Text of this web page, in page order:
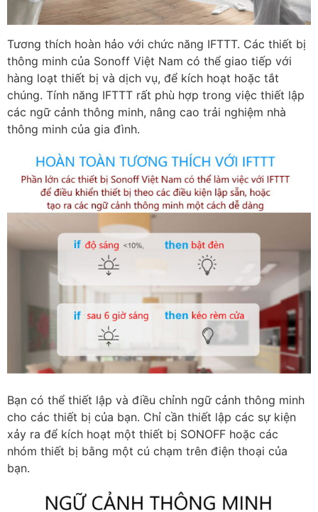
Tương thích hoàn hảo với chức năng IFTTT. Các thiết bị
thông minh của Sonoff Việt Nam có thể giao tiếp với
hàng loạt thiết bị và dịch vụ, để kích hoạt hoặc tắt
chúng. Tính năng IFTTT rất phù hợp trong việc thiết lập
các ngữ cảnh thông minh, nâng cao trải nghiệm nhà
thông minh của gia đình.
Bạn có thể thiết lập và điều chỉnh ngữ cảnh thông minh
cho các thiết bị của bạn. Chỉ cần thiết lập các sự kiện
xảy ra để kích hoạt một thiết bị SONOFF hoặc các
nhóm thiết bị bằng một cú chạm trên điện thoại của
bạn.